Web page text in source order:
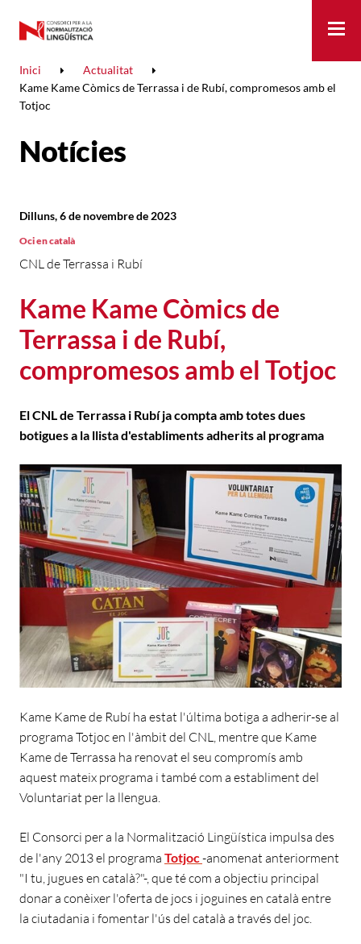
Inici
Actualitat
Kame Kame Còmics de Terrassa i de Rubí, compromesos amb el
Totjoc
Notícies
Kame Kame Còmics de
Terrassa i de Rubí,
compromesos amb el Totjoc
CNL de Terrassa i Rubí
Dilluns, 6 de novembre de 2023
Oci en català
El CNL de Terrassa i Rubí ja compta amb totes dues
botigues a la llista d'establiments adherits al programa
Kame Kame de Rubí ha estat l'última botiga a adherir-se al
programa Totjoc en l'àmbit del CNL, mentre que Kame
Kame de Terrassa ha renovat el seu compromís amb
aquest mateix programa i també com a establiment del
Voluntariat per la llengua.
El Consorci per a la Normalització Lingüística impulsa des
de l'any 2013 el programa Totjoc-anomenat anteriorment
"I tu, jugues en català?"-, que té com a objectiu principal
donar a conèixer l'oferta de jocs i joguines en català entre
la ciutadania i fomentar l'ús del català a través del joc.